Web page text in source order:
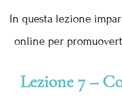
In questa lezione
online per
Lezione 7 –